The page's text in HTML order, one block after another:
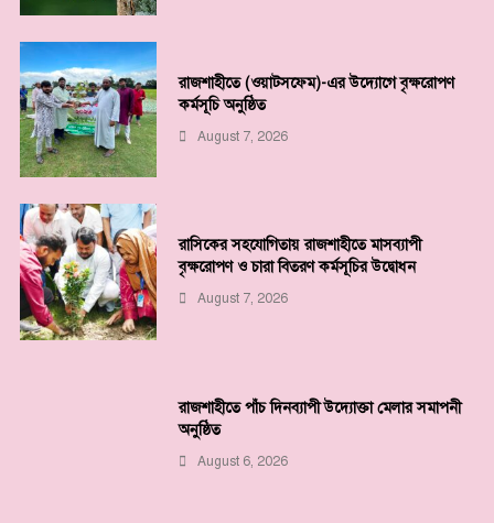
রাজশাহীতে (ওয়াটসফেম)-এর উদ্যোগে বৃক্ষরোপণ
কর্মসূচি অনুষ্ঠিত
August 7, 2026
রাসিকের সহযোগিতায় রাজশাহীতে মাসব্যাপী
বৃক্ষরোপণ ও চারা বিতরণ কর্মসূচির উদ্বোধন
August 7, 2026
রাজশাহীতে পাঁচ দিনব্যাপী উদ্যোক্তা মেলার সমাপনী
অনুষ্ঠিত
August 6, 2026